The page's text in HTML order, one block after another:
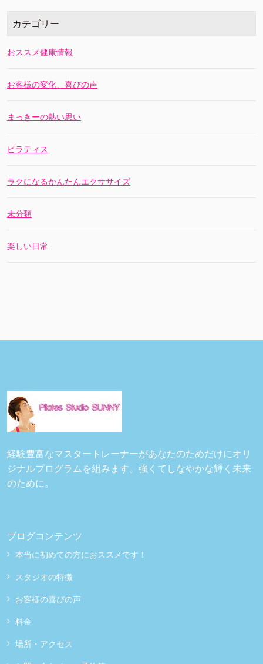
カテゴリー
おススメ健康情報
お客様の変化、喜びの声
まっきーの熱い思い
ピラティス
ラクになるかんたんエクササイズ
未分類
楽しい日常
経験豊富なマスタートレーナーがあなたのためだけにオリ
ジナルプログラムを組みます。強くてしなやかな輝く未来
のために。
ブログコンテンツ
本当に初めての方におススメです！
スタジオの特徴
お客様の喜びの声
料金
場所・アクセス